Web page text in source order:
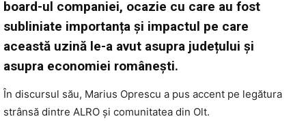
board-ul companiei, ocazie cu care au fost
subliniate importanța și impactul pe care
această uzină le-a avut asupra județului și
asupra economiei românești.
În discursul său, Marius Oprescu a pus accent pe legătura
strânsă dintre ALRO și comunitatea din Olt.